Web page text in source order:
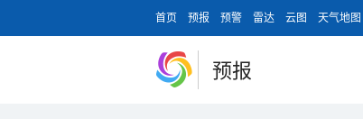
首页 预报 预警 雷达 云图 天气地图
预报